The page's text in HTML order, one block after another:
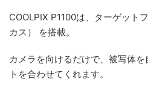
COOLPIX P1100は、ターゲット
カス） を搭載。
カメラを向けるだけで、被写体
トを合わせてくれます。